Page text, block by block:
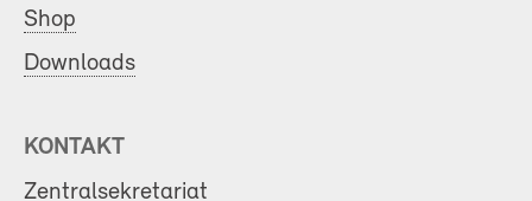
Shop
Downloads
KONTAKT
Zentralsekretariat